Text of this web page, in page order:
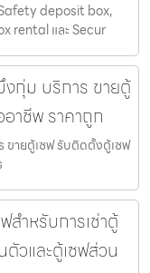
deposit box,
rental และ Secur
งกุ่ม บริการ ขายตู้
าชีพ ราคาถูก
ขายตู้เซฟ รับติดตั้งตู้เซฟ
สำหรับการเช่าตู้
วและตู้เซฟส่วน